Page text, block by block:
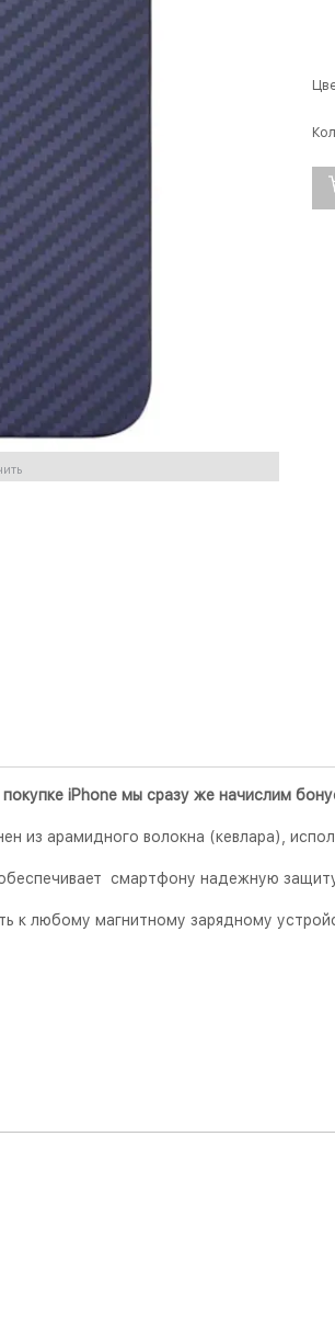
iPhone мы сразу же начислим
из арамидного волокна (кевлара),
смартфону надежную
к любому магнитному зарядному